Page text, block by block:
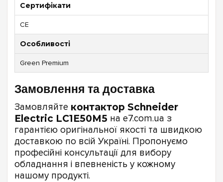
Сертифікати
CE
Особливості
Green Premium
Замовлення та доставка
Замовляйте контактор Schneider
Electric LC1E50M5 на e7.com.ua з
гарантією оригінальної якості та швидкою
доставкою по всій Україні. Пропонуємо
професійні консультації для вибору
обладнання і впевненість у кожному
нашому продукті.